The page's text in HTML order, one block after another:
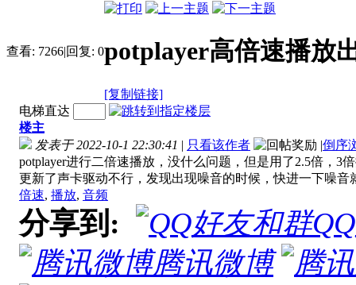
查看: 7266|回复: 0potplayer高倍速播放
[复制链接]
电梯直达
楼主
发表于 2022-10-1 22:30:41 | 只看该作者 |倒序
potplayer进行二倍速播放，没什么问题，但是用了2.5倍，
更新了声卡驱动不行，发现出现噪音的时候，快进一下噪
倍速, 播放, 音频
分享到:
腾讯微博